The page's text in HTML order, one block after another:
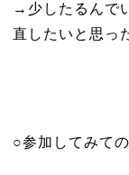
→少したるんで
直したいと思っ
○参加してみて